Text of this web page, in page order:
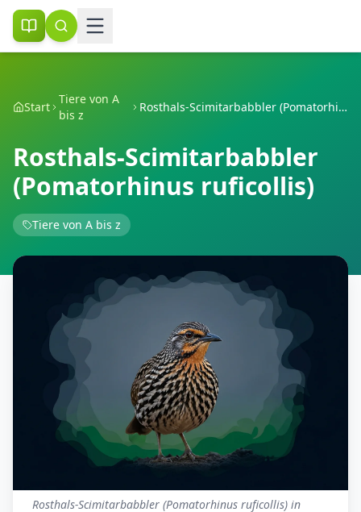
Start
Tiere von A
bis z
Rosthals-Scimitarbabbler (Pomatorhinus ruficollis)
Rosthals-Scimitarbabbler
(Pomatorhinus ruficollis)
Tiere von A bis z
Rosthals-Scimitarbabbler (Pomatorhinus ruficollis) in